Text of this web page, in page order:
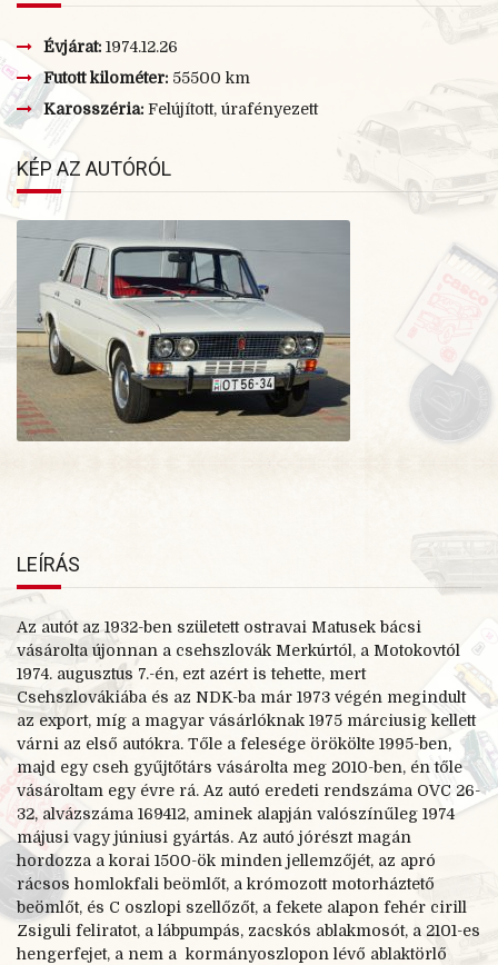
Évjárat: 1974.12.26
Futott kilométer: 55500 km
Karosszéria: Felújított, úrafényezett
KÉP AZ AUTÓRÓL
LEÍRÁS
Az autót az 1932-ben született ostravai Matusek bácsi
vásárolta újonnan a csehszlovák Merkúrtól, a Motokovtól
1974. augusztus 7.-én, ezt azért is tehette, mert
Csehszlovákiába és az NDK-ba már 1973 végén megindult
az export, míg a magyar vásárlóknak 1975 márciusig kellett
várni az első autókra. Tőle a felesége örökölte 1995-ben,
majd egy cseh gyűjtőtárs vásárolta meg 2010-ben, én tőle
vásároltam egy évre rá. Az autó eredeti rendszáma OVC 26-
32, alvázszáma 169412, aminek alapján valószínűleg 1974
májusi vagy júniusi gyártás. Az autó jórészt magán
hordozza a korai 1500-ök minden jellemzőjét, az apró
rácsos homlokfali beömlőt, a krómozott motorháztető
beömlőt, és C oszlopi szellőzőt, a fekete alapon fehér cirill
Zsiguli feliratot, a lábpumpás, zacskós ablakmosót, a 2101-es
hengerfejet, a nem a kormányoszlopon lévő ablaktörlő